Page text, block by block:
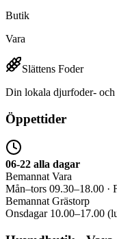
Butik
Vara
Slättens Foder
Din lokala djurfoder-
Öppettider
06-22 alla dagar
Bemannat Vara
Mån–tors 09.30–18.00 ·
Bemannat Grästorp
Onsdagar 10.00–17.00